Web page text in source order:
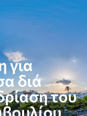
για
διά
του